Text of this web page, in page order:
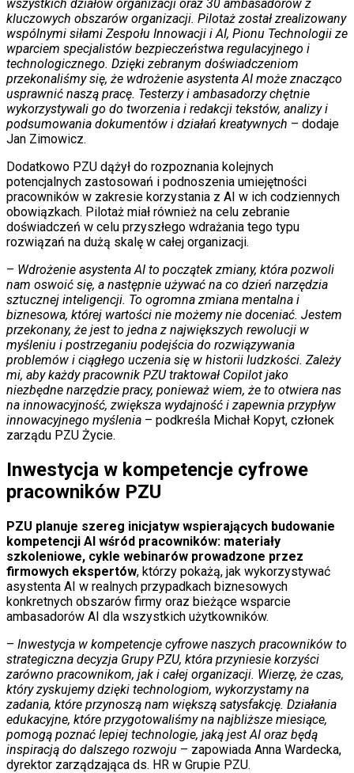
wszystkich działów organizacji oraz 30 ambasadorów z
kluczowych obszarów organizacji. Pilotaż został zrealizowany
wspólnymi siłami Zespołu Innowacji i AI, Pionu Technologii ze
wparciem specjalistów bezpieczeństwa regulacyjnego i
technologicznego. Dzięki zebranym doświadczeniom
przekonaliśmy się, że wdrożenie asystenta AI może znacząco
usprawnić naszą pracę. Testerzy i ambasadorzy chętnie
wykorzystywali go do tworzenia i redakcji tekstów, analizy i
podsumowania dokumentów i działań kreatywnych – dodaje
Jan Zimowicz.
Dodatkowo PZU dążył do rozpoznania kolejnych
potencjalnych zastosowań i podnoszenia umiejętności
pracowników w zakresie korzystania z AI w ich codziennych
obowiązkach. Pilotaż miał również na celu zebranie
doświadczeń w celu przyszłego wdrażania tego typu
rozwiązań na dużą skalę w całej organizacji.
– Wdrożenie asystenta AI to początek zmiany, która pozwoli
nam oswoić się, a następnie używać na co dzień narzędzia
sztucznej inteligencji. To ogromna zmiana mentalna i
biznesowa, której wartości nie możemy nie doceniać. Jestem
przekonany, że jest to jedna z największych rewolucji w
myśleniu i postrzeganiu podejścia do rozwiązywania
problemów i ciągłego uczenia się w historii ludzkości. Zależy
mi, aby każdy pracownik PZU traktował Copilot jako
niezbędne narzędzie pracy, ponieważ wiem, że to otwiera nas
na innowacyjność, zwiększa wydajność i zapewnia przypływ
innowacyjnego myślenia – podkreśla Michał Kopyt, członek
zarządu PZU Życie.
Inwestycja w kompetencje cyfrowe
pracowników PZU
PZU planuje szereg inicjatyw wspierających budowanie
kompetencji AI wśród pracowników: materiały
szkoleniowe, cykle webinarów prowadzone przez
firmowych ekspertów, którzy pokażą, jak wykorzystywać
asystenta AI w realnych przypadkach biznesowych
konkretnych obszarów firmy oraz bieżące wsparcie
ambasadorów AI dla wszystkich użytkowników.
– Inwestycja w kompetencje cyfrowe naszych pracowników to
strategiczna decyzja Grupy PZU, która przyniesie korzyści
zarówno pracownikom, jak i całej organizacji. Wierzę, że czas,
który zyskujemy dzięki technologiom, wykorzystamy na
zadania, które przynoszą nam większą satysfakcję. Działania
edukacyjne, które przygotowaliśmy na najbliższe miesiące,
pomogą poznać lepiej technologie, jaką jest AI oraz będą
inspiracją do dalszego rozwoju – zapowiada Anna Wardecka,
dyrektor zarządzająca ds. HR w Grupie PZU.